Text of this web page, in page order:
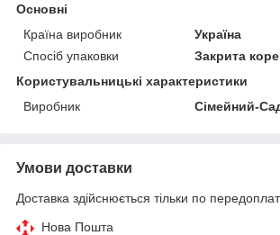
Основні
Країна виробник
Україна
Спосіб упаковки
Закрита
Користувальницькі характеристики
Виробник
Сімейний-
Умови доставки
Доставка здійснюється тільки по
Нова Пошта